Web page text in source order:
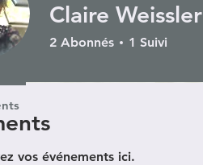
vos événements ici.
Claire Weissler
2 Abonnés 1 Suivi